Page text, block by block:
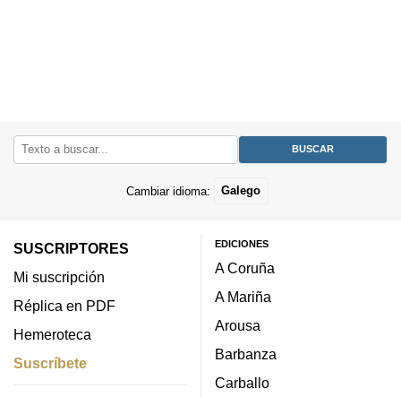
Cambiar idioma: Galego
SUSCRIPTORES
Mi suscripción
Réplica en PDF
Hemeroteca
Suscríbete
EDICIONES
A Coruña
A Mariña
Arousa
Barbanza
Carballo